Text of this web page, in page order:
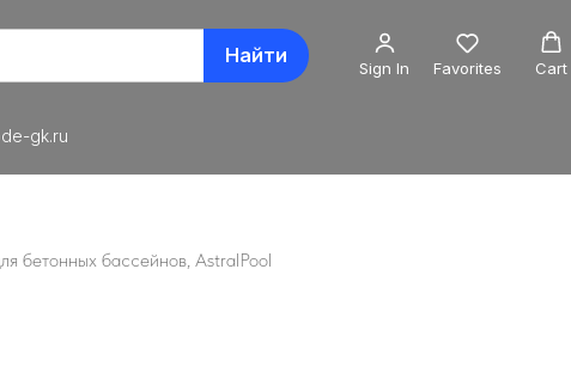
Найти
Sign In Favorites Cart
gk.ru
бетонных бассейнов, AstralPool